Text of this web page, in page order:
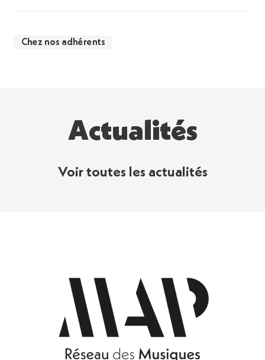
Chez nos adhérents
Actualités
Voir toutes les actualités